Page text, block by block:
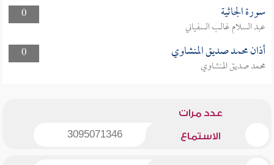
0
سورة الجاثية
عبد السلام غالب السفياني
0
أذان محمد صديق المنشاوي
محمد صديق المنشاوي
عدد مرات
الاستماع 3095071346